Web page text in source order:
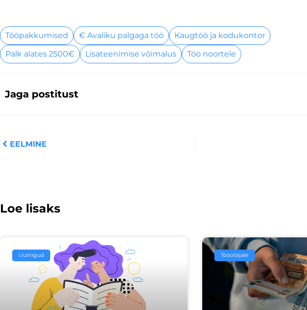
Tööpakkumised € Avaliku palgaga töö
Kaugtöö ja kodukontor
Palk alates 2500€
Lisateenimise võimalus Töö noortele
Jaga postitust
EELMINE
Loe lisaks
Uuringud Tööotsijale